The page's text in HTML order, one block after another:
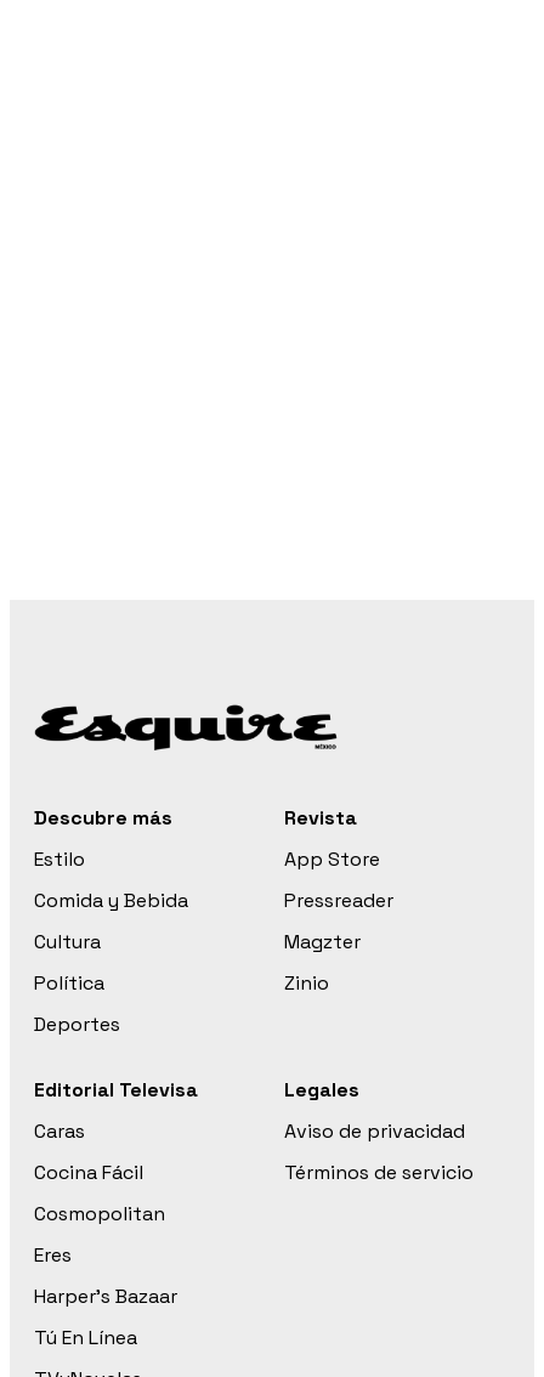
Descubre más
Estilo
Comida y Bebida
Cultura
Política
Deportes
Revista
App Store
Pressreader
Magzter
Zinio
Editorial Televisa
Caras
Cocina Fácil
Cosmopolitan
Eres
Harper’s Bazaar
Tú En Línea
Legales
Aviso de privacidad
Términos de servicio